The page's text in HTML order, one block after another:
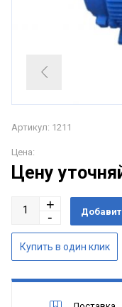
Артикул: 1211
Цена:
Цену